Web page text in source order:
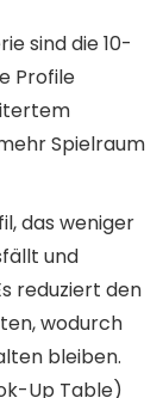
sind die 10-
Profile
Spielraum
das weniger
und
reduziert den
wodurch
bleiben.
Up Table)